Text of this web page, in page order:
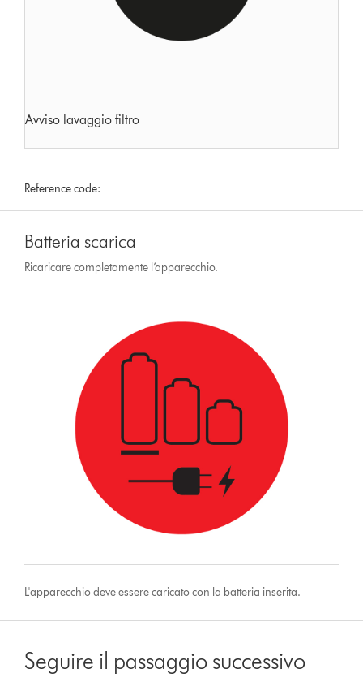
Avviso lavaggio filtro
Reference code:
Batteria scarica
Ricaricare completamente l’apparecchio.
L'apparecchio deve essere caricato con la batteria inserita.
Seguire il passaggio successivo